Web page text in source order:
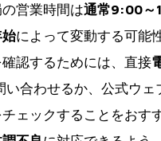
の営業時間は通常9:00～
によって変動する可能
認するためには、直接
い合わせるか、公式ウェ
ェックすることをおす